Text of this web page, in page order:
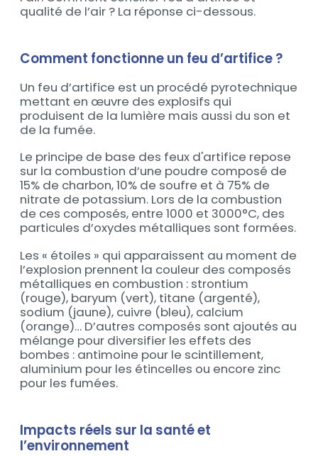
qualité de l’air ? La réponse ci-dessous.
Comment fonctionne un feu d’artifice ?
Un feu d’artifice est un procédé pyrotechnique
mettant en œuvre des explosifs qui
produisent de la lumière mais aussi du son et
de la fumée.
Le principe de base des feux d'artifice repose
sur la combustion d’une poudre composé de
15% de charbon, 10% de soufre et à 75% de
nitrate de potassium. Lors de la combustion
de ces composés, entre 1000 et 3000°C, des
particules d’oxydes métalliques sont formées.
Les « étoiles » qui apparaissent au moment de
l’explosion prennent la couleur des composés
métalliques en combustion : strontium
(rouge), baryum (vert), titane (argenté),
sodium (jaune), cuivre (bleu), calcium
(orange)… D’autres composés sont ajoutés au
mélange pour diversifier les effets des
bombes : antimoine pour le scintillement,
aluminium pour les étincelles ou encore zinc
pour les fumées.
Impacts réels sur la santé et
l’environnement